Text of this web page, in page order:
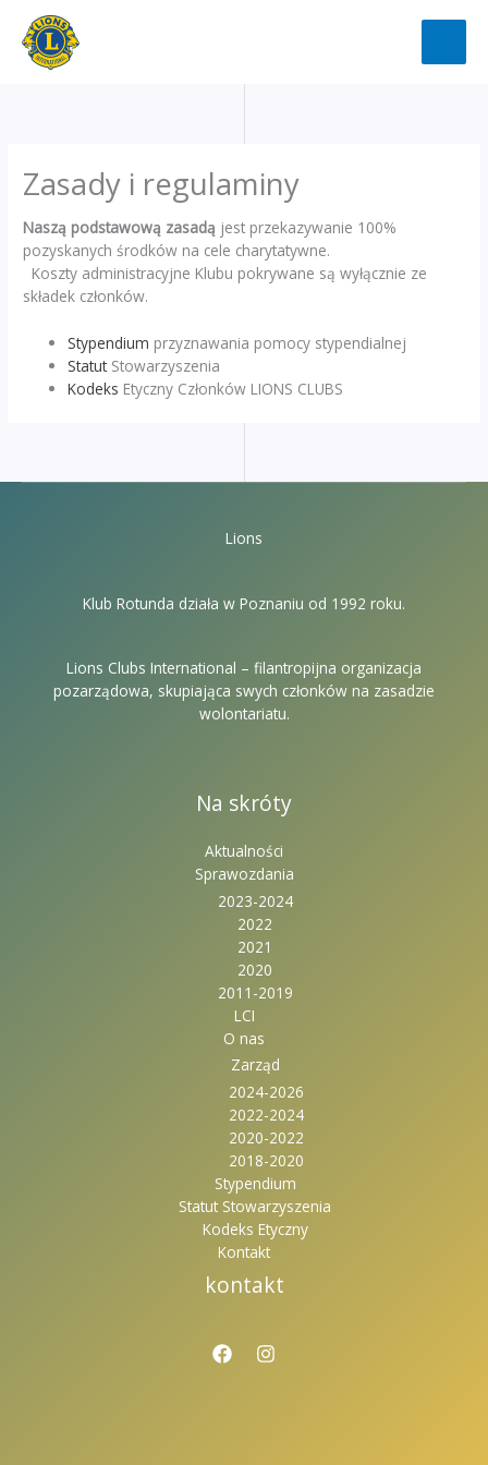
Przejdź
treści
Zasady i regulaminy
Naszą podstawową zasadą jest przekazywanie 100%
pozyskanych środków na cele charytatywne.
Koszty administracyjne Klubu pokrywane są wyłącznie ze
składek członków.
Stypendium przyznawania pomocy stypendialnej
StatutStowarzyszenia
Kodeks Etyczny Członków LIONS CLUBS
Lions
Klub Rotunda działa w Poznaniu od 1992 roku.
Lions Clubs International – filantropijna organizacja
pozarządowa, skupiająca swych członków na zasadzie
wolontariatu.
Na skróty
Aktualności
Sprawozdania
2023-2024
2022
2021
2020
2011-2019
LCI
O nas
Zarząd
2024-2026
2022-2024
2020-2022
2018-2020
Stypendium
Statut Stowarzyszenia
Kodeks Etyczny
Kontakt
kontakt